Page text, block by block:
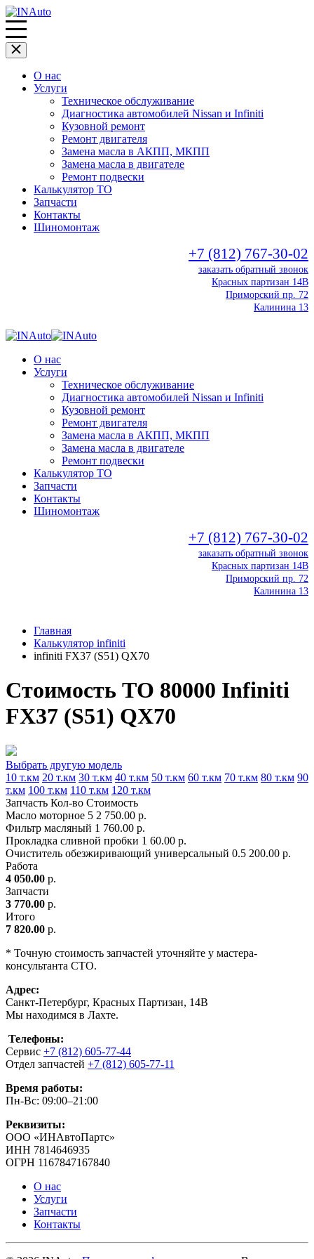
О нас
Услуги
Техническое обслуживание
Диагностика автомобилей Nissan и Infiniti
Кузовной ремонт
Ремонт двигателя
Замена масла в АКПП, МКПП
Замена масла в двигателе
Ремонт подвески
Калькулятор ТО
Запчасти
Контакты
Шиномонтаж
+7 (812) 767-30-02
заказать обратный звонок
Красных партизан 14В
Приморский пр. 72
Калинина 13
О нас
Услуги
Техническое обслуживание
Диагностика автомобилей Nissan и Infiniti
Кузовной ремонт
Ремонт двигателя
Замена масла в АКПП, МКПП
Замена масла в двигателе
Ремонт подвески
Калькулятор ТО
Запчасти
Контакты
Шиномонтаж
+7 (812) 767-30-02
заказать обратный звонок
Красных партизан 14В
Приморский пр. 72
Калинина 13
Главная
Калькулятор infiniti
infiniti FX37 (S51) QX70
Стоимость ТО 80000 Infiniti
FX37 (S51) QX70
Выбрать другую модель
10 т.км 20 т.км 30 т.км 40 т.км 50 т.км 60 т.км 70 т.км 80 т.км 90
т.км 100 т.км 110 т.км 120 т.км
Запчасть Кол-во Стоимость
Масло моторное 5 2 750.00 р.
Фильтр масляный 1 760.00 р.
Прокладка сливной пробки 1 60.00 р.
Очиститель обезжиривающий универсальный 0.5 200.00 р.
Работа
4 050.00 р.
Запчасти
3 770.00 р.
Итого
7 820.00 р.
* Точную стоимость запчастей уточняйте у мастера-
консультанта СТО.
Адрес:
Санкт-Петербург, Красных Партизан, 14В
Мы находимся в Лахте.
Телефоны:
Сервис +7 (812) 605-77-44
Отдел запчастей +7 (812) 605-77-11
Время работы:
Пн-Вс: 09:00–21:00
Реквизиты:
ООО «ИНАвтоПартс»
ИНН 7814646935
ОГРН 1167847167840
О нас
Услуги
Запчасти
Контакты